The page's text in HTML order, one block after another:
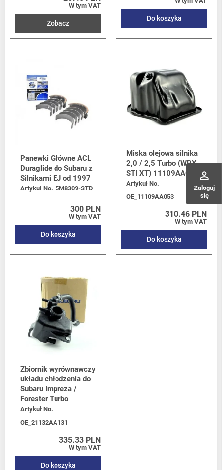
perm_identity
Zaloguj
się
W tym VAT
Zobacz
Do koszyka
Panewki Główne ACL
Duraglide do Subaru z
Silnikami EJ od 1997
Artykuł No. 5M8309-STD
300 PLN
W tym VAT
Do koszyka
Miska olejowa silnika
2,0 / 2,5 Turbo (WRX
STI XT) 11109AA053
Artykuł No.
OE_11109AA053
310.46 PLN
W tym VAT
Do koszyka
Zbiornik wyrównawczy
układu chłodzenia do
Subaru Impreza /
Forester Turbo
Artykuł No.
OE_21132AA131
335.33 PLN
W tym VAT
Do koszyka